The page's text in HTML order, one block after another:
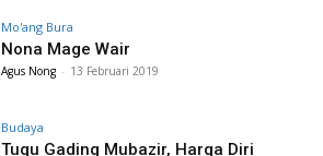
Mo'ang Bura
Nona Mage Wair
Agus Nong - 13 Februari 2019
Budaya
Tugu Gading Mubazir, Harga Diri